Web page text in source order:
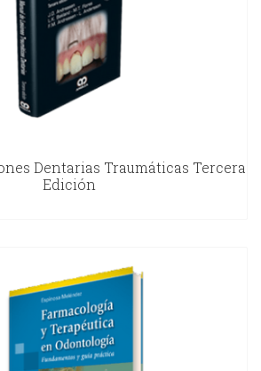
Dentarias Traumáticas Tercera
Edición